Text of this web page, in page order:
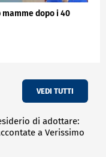
mamme dopo i 40
VEDI TUTTI
di adottare:
a Verissimo